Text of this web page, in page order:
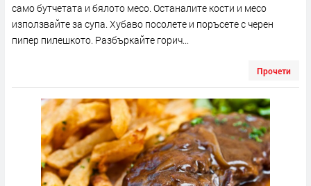
само бутчетата и бялото месо. Останалите кости и месо
използвайте за супа. Хубаво посолете и поръсете с черен
пипер пилешкото. Разбъркайте горич...
Прочети